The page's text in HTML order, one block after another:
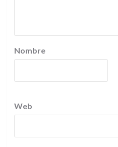
Nombre
Web